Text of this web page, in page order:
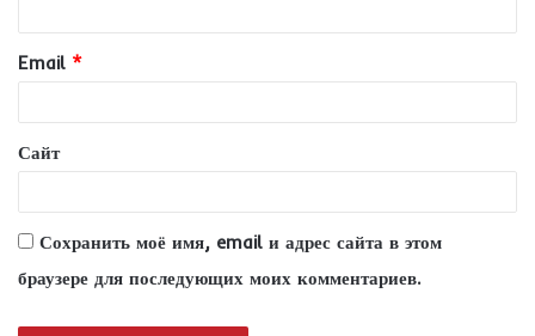
й
*
Email *
Сайт
Сохранить моё имя, email и адрес сайта в этом
браузере для последующих моих комментариев.